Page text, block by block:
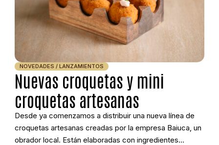
Nuevas croquetas y mini
croquetas artesanas
NOVEDADES / LANZAMIENTOS
Desde ya comenzamos a distribuir una nueva línea de
croquetas artesanas creadas por la empresa Baiuca, un
obrador local. Están elaboradas con ingredientes